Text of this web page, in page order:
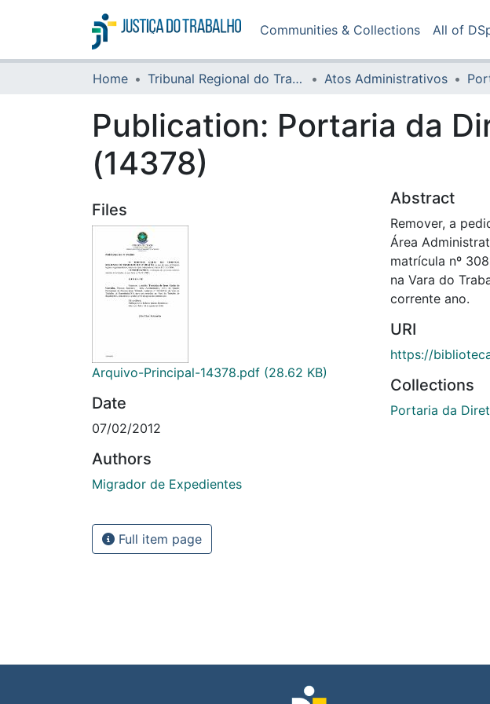
Communities & Collections All of
Home Tribunal Regional do Trabalho da 16ª Região Atos Administrativos
Publication: Portaria da
(14378)
Files
Arquivo-Principal-14378.pdf (28.62 KB)
Date
07/02/2012
Authors
Migrador de Expedientes
Full item page
Abstract
Remover, a
Área
matrícula nº
na Vara do
corrente ano.
URI
https://
Collections
Portaria da